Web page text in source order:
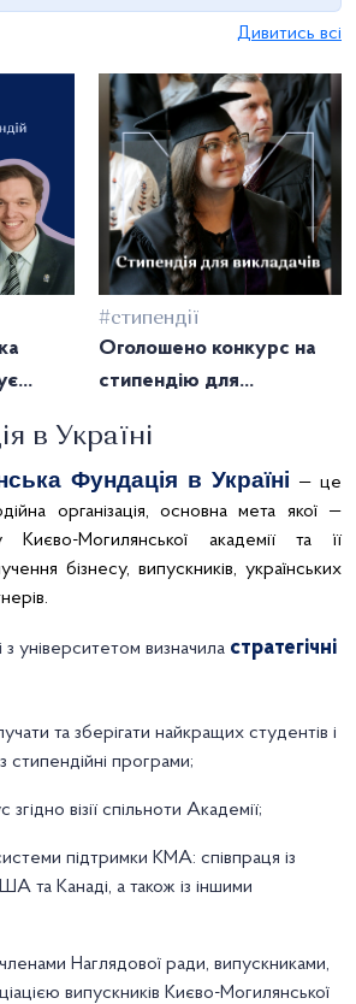
Дивитись всі
#стипендії
Оголошено конкурс на
стипендію для
в Україні
Фундація в Україні — це
організація, основна мета якої —
Києво-Могилянської академії та її
бізнесу, випускників, українських
з університетом визначила стратегічні
та зберігати найкращих студентів і
стипендійні програми;
згідно візії спільноти Академії;
підтримки КМА: співпраця із
та Канаді, а також із іншими
Наглядової ради, випускниками,
випускників Києво-Могилянської